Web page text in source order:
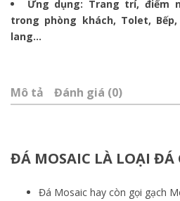
Ứng dụng: Trang trí, điểm
trong phòng khách, Tolet,
lang…
Mô tả Đánh giá (0)
ĐÁ MOSAIC LÀ LOẠI ĐÁ
Đá Mosaic hay còn gọi gạch